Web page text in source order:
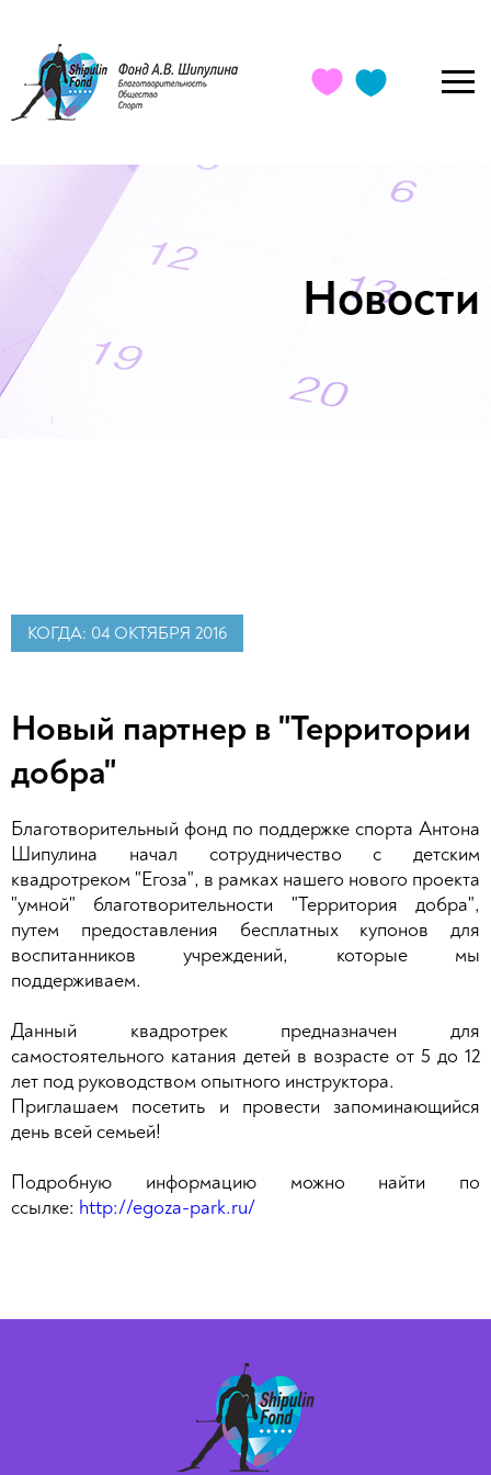
Новости
КОГДА: 04 ОКТЯБРЯ 2016
Новый партнер в "Территории
добра"
Благотворительный фонд по поддержке спорта Антона
Шипулина начал сотрудничество с детским
квадротреком "Егоза", в рамках нашего нового проекта
"умной" благотворительности "Территория добра",
путем предоставления бесплатных купонов для
воспитанников учреждений, которые мы
поддерживаем.
Данный квадротрек предназначен для
самостоятельного катания детей в возрасте от 5 до 12
лет под руководством опытного инструктора.
Приглашаем посетить и провести запоминающийся
день всей семьей!
Подробную информацию можно найти по
ссылке: http://egoza-park.ru/